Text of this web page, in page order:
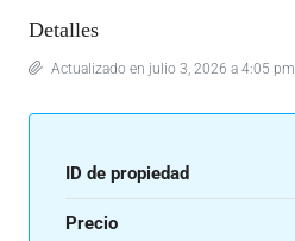
Detalles
Actualizado en julio 3, 2026 a 4:05 pm
ID de propiedad
Precio